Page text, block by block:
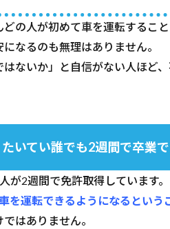
の人が初めて車を運転するこ
なるのも無理はありません。
ないか」と自信がない人ほど
いてい誰でも2週間で卒業
が2週間で免許取得しています。
を運転できるようになるという
はありません。